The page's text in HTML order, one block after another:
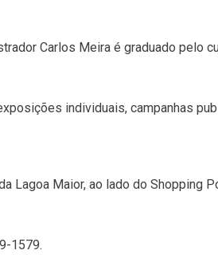
Carlos Meira é graduado pelo
individuais, campanhas
Lagoa Maior, ao lado do
1579.